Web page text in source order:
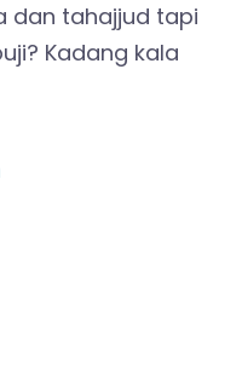
dan tahajjud tapi
Kadang kala